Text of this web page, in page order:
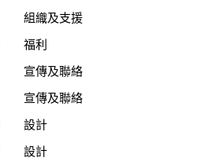
組織及支援
福利
宣傳及聯絡
宣傳及聯絡
設計
設計